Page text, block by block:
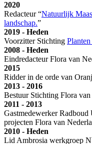
2020
Redacteur “Natuurlijk
landschap.”
2019 - Heden
Voorzitter Stichting
2008 - Heden
Eindredacteur Flora van
2015
Ridder in de orde van
2013 - 2016
Bestuur Stichting Flora
2011 - 2013
Gastmedewerker
projecten Flora van
2010 - Heden
Lid Ambrosia werkgroep